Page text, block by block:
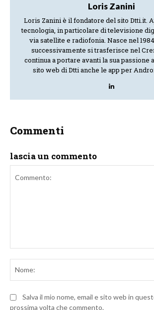
Loris Zanini
Loris Zanini è il fondatore del sito Dtti.it.
tecnologia, in particolare di televisione
via satellite e radiofonia. Nasce nel
successivamente si trasferisce nel
continua a portare avanti la sua passione
sito web di Dtti anche le app per
Commenti
lascia un commento
Salva il mio nome, email e sito web in
prossima volta che commento.